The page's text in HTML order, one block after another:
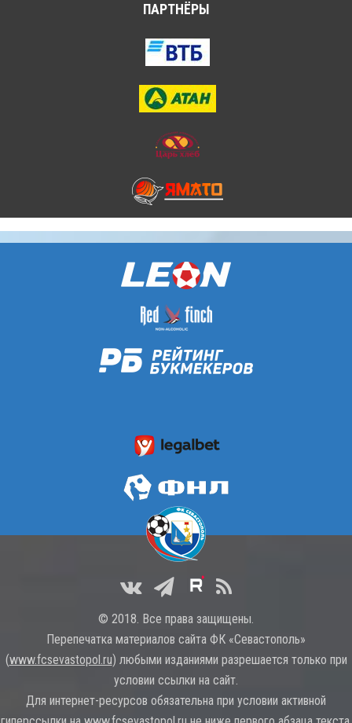
ПАРТНЁРЫ
© 2018. Все права защищены.
Перепечатка материалов сайта ФК «Севастополь»
(www.fcsevastopol.ru) любыми изданиями разрешается только при
условии ссылки на сайт.
Для интернет-ресурсов обязательна при условии активной